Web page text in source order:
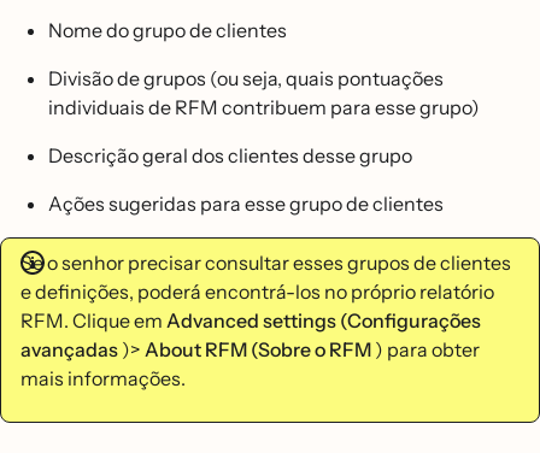
Nome do grupo de clientes
Divisão de grupos (ou seja, quais pontuações
individuais de RFM contribuem para esse grupo)
Descrição geral dos clientes desse grupo
Ações sugeridas para esse grupo de clientes
Se o senhor precisar consultar esses grupos de clientes
e definições, poderá encontrá-los no próprio relatório
RFM. Clique em Advanced settings (Configurações
avançadas )> About RFM (Sobre o RFM ) para obter
mais informações.